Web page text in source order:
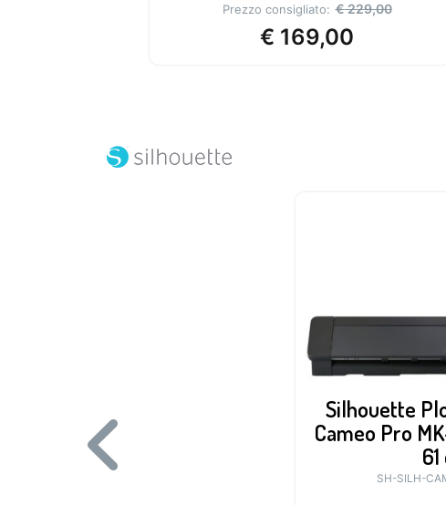
Prezzo consigliato: €229,00
€ 169,00
Portrait 4 Bianco
SH-SILH-PORTRAIT-4-5T
Silhouette
Cameo Pro
SH-SILH-